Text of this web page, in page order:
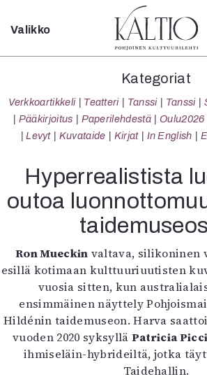
Sulje
Kategoriat
Verkkoartikkeli
Teatteri
Tanssi
Sarjakuva
Sámegillii
Pääkirjoitus
Paperilehdestä
Oulu2026
Näyttelyt
Musiikki
Levyt
Kuvataide
Kirjat
In English
Esitystaide
Arkisto
Valikko
Kategoriat
Verkkoartikkeli Teatteri Tanssi Tanssi
Pääkirjoitus
Paperilehdestä Oulu2026
Levyt
Kuvataide Kirjat In English
Hyperrealistista
outoa
Ron Mueckin valtava, silikoninen
esillä kotimaan kulttuuriuutisten
vuosia sitten, kun
ensimmäinen näyttely
Hildénin taidemuseon. Harva
vuoden 2020 syksyllä Patricia
ihmiseläin-hybrideiltä, jotka
Taidehallin.